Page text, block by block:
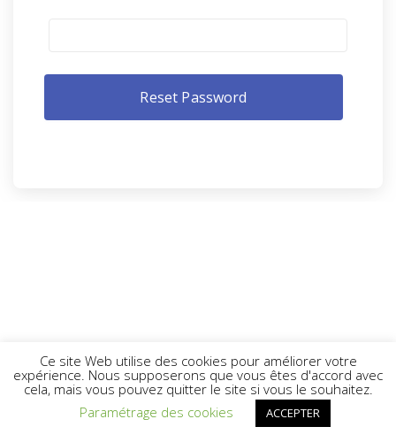
Ce site Web utilise des cookies pour améliorer votre
expérience. Nous supposerons que vous êtes d'accord avec
cela, mais vous pouvez quitter le site si vous le souhaitez.
Paramétrage des cookies
ACCEPTER